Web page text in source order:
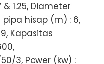
1.25, Diameter
pipa hisap (m) : 6,
Kapasitas
3, Power (kw) :